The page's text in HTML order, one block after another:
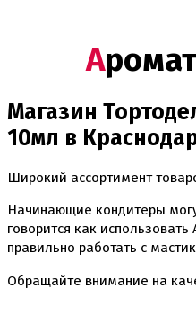
Магазин
10мл в
Широкий ассортимент
Начинающие кондитеры
говорится как
правильно работать с
Обращайте внимание на